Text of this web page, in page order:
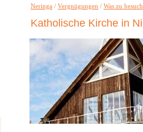
Neringa / Vergnügungen / Was zu
Katholische Kirche in